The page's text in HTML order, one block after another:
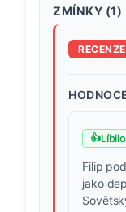
ZMÍNKY (1)
RECENZE
👍
Filip
jako